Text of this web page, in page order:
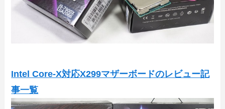
Intel Core-X対応X299マザーボードのレビュー記
事一覧